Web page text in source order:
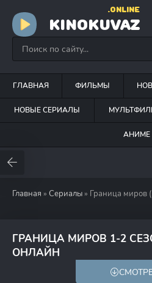
KINOKUVAZ
.ONLINE
ГЛАВНАЯ ФИЛЬМЫ
НОВЫЕ СЕРИАЛЫ
АНИМЕ
Главная » Сериалы » Граница миров
ГРАНИЦА МИРОВ 1-2
ОНЛАЙН